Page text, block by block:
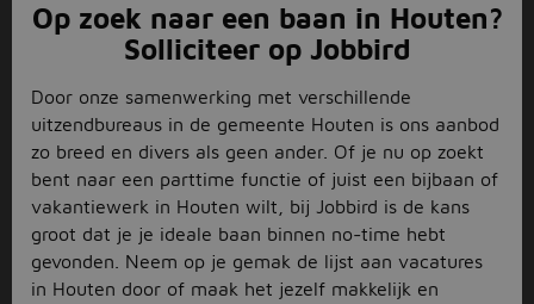
Op zoek naar een baan in Houten?
Solliciteer op Jobbird
Door onze samenwerking met verschillende
uitzendbureaus in de gemeente Houten is ons aanbod
zo breed en divers als geen ander. Of je nu op zoekt
bent naar een parttime functie of juist een bijbaan of
vakantiewerk in Houten wilt, bij Jobbird is de kans
groot dat je je ideale baan binnen no-time hebt
gevonden. Neem op je gemak de lijst aan vacatures
in Houten door of maak het jezelf makkelijk en